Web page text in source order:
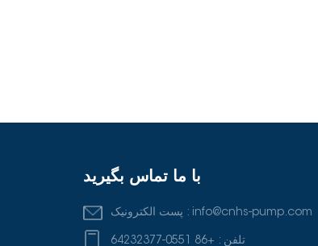
با ما تماس بگیرید
پست الکترونیک : info@cnhs-pump.com
تلفن : +86 0551-64232377